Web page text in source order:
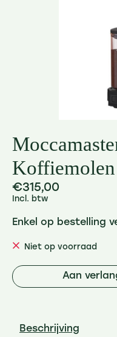
Koffiemolen
€315,00
Incl. btw
Enkel op bestelling
Niet op voorraad
Aan
Beschrijving